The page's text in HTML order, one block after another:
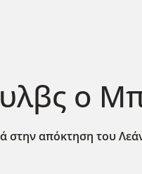
ο
στην απόκτηση του